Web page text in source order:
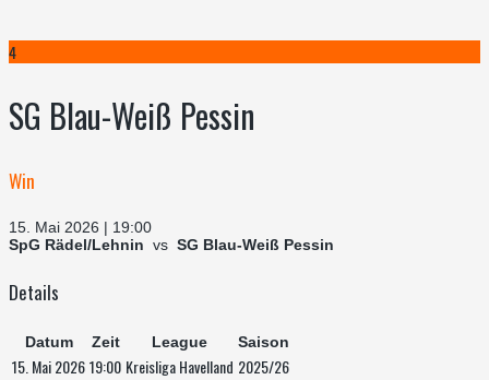
4
SG Blau-Weiß Pessin
Win
15. Mai 2026 | 19:00
SpG Rädel/Lehnin vs SG Blau-Weiß Pessin
Details
Datum Zeit League Saison
15. Mai 202619:00 Kreisliga Havelland 2025/26